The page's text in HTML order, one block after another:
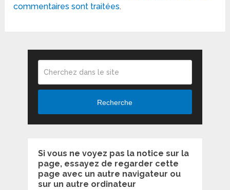
commentaires sont traitées.
Recherche
Si vous ne voyez pas la notice sur la
page, essayez de regarder cette
page avec un autre navigateur ou
sur un autre ordinateur